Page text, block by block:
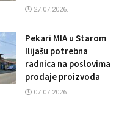
27.07.2026.
Pekari MIA u Starom
Ilijašu potrebna
radnica na poslovima
prodaje proizvoda
07.07.2026.